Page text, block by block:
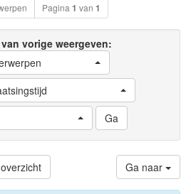
Pagina 1 van 1
vorige weergeven:
Ga naar